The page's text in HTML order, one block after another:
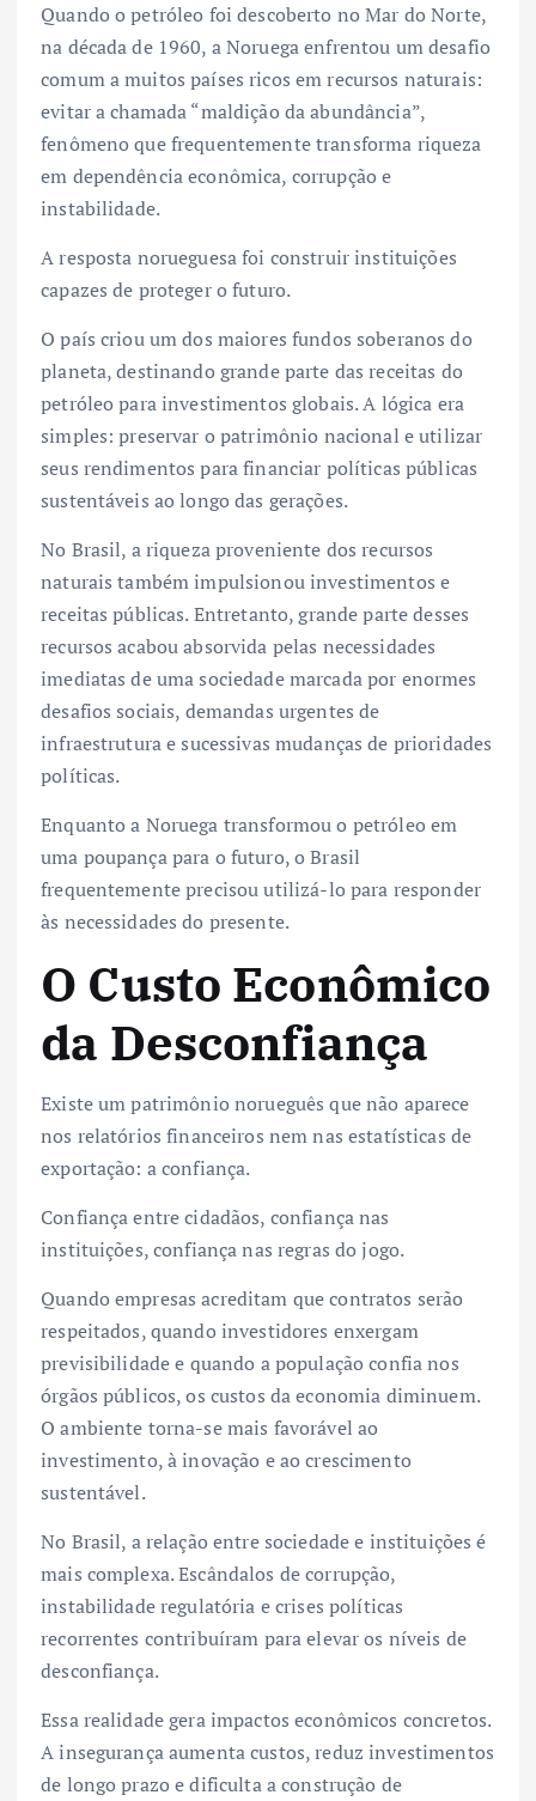
Quando o petróleo foi descoberto no Mar do Norte,
na década de 1960, a Noruega enfrentou um desafio
comum a muitos países ricos em recursos naturais:
evitar a chamada “maldição da abundância”,
fenômeno que frequentemente transforma riqueza
em dependência econômica, corrupção e
instabilidade.
A resposta norueguesa foi construir instituições
capazes de proteger o futuro.
O país criou um dos maiores fundos soberanos do
planeta, destinando grande parte das receitas do
petróleo para investimentos globais. A lógica era
simples: preservar o patrimônio nacional e utilizar
seus rendimentos para financiar políticas públicas
sustentáveis ao longo das gerações.
No Brasil, a riqueza proveniente dos recursos
naturais também impulsionou investimentos e
receitas públicas. Entretanto, grande parte desses
recursos acabou absorvida pelas necessidades
imediatas de uma sociedade marcada por enormes
desafios sociais, demandas urgentes de
infraestrutura e sucessivas mudanças de prioridades
políticas.
Enquanto a Noruega transformou o petróleo em
uma poupança para o futuro, o Brasil
frequentemente precisou utilizá-lo para responder
às necessidades do presente.
O Custo Econômico
da Desconfiança
Existe um patrimônio norueguês que não aparece
nos relatórios financeiros nem nas estatísticas de
exportação: a confiança.
Confiança entre cidadãos, confiança nas
instituições, confiança nas regras do jogo.
Quando empresas acreditam que contratos serão
respeitados, quando investidores enxergam
previsibilidade e quando a população confia nos
órgãos públicos, os custos da economia diminuem.
O ambiente torna-se mais favorável ao
investimento, à inovação e ao crescimento
sustentável.
No Brasil, a relação entre sociedade e instituições é
mais complexa. Escândalos de corrupção,
instabilidade regulatória e crises políticas
recorrentes contribuíram para elevar os níveis de
desconfiança.
Essa realidade gera impactos econômicos concretos.
A insegurança aumenta custos, reduz investimentos
de longo prazo e dificulta a construção de